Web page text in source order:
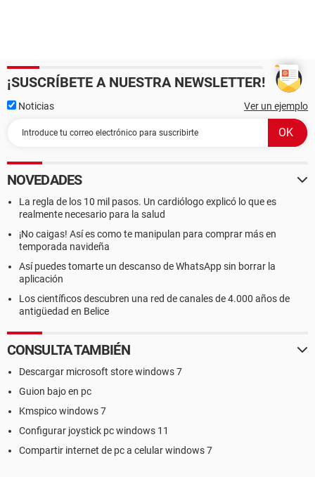
¡SUSCRÍBETE A NUESTRA NEWSLETTER!
Noticias Ver un ejemplo
NOVEDADES
La regla de los 10 mil pasos. Un cardiólogo explicó lo que es
realmente necesario para la salud
¡No caigas! Así es como te manipulan para comprar más en
temporada navideña
Así puedes tomarte un descanso de WhatsApp sin borrar la
aplicación
Los científicos descubren una red de canales de 4.000 años de
antigüedad en Belice
CONSULTA TAMBIÉN
Descargar microsoft store windows 7
Guion bajo en pc
Kmspico windows 7
Configurar joystick pc windows 11
Compartir internet de pc a celular windows 7